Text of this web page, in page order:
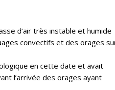
d’air très instable et humide
convectifs et des orages
en cette date et avait
l’arrivée des orages ayant